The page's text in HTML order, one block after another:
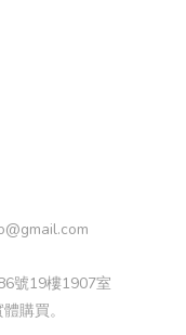
號19樓1907室
購買。